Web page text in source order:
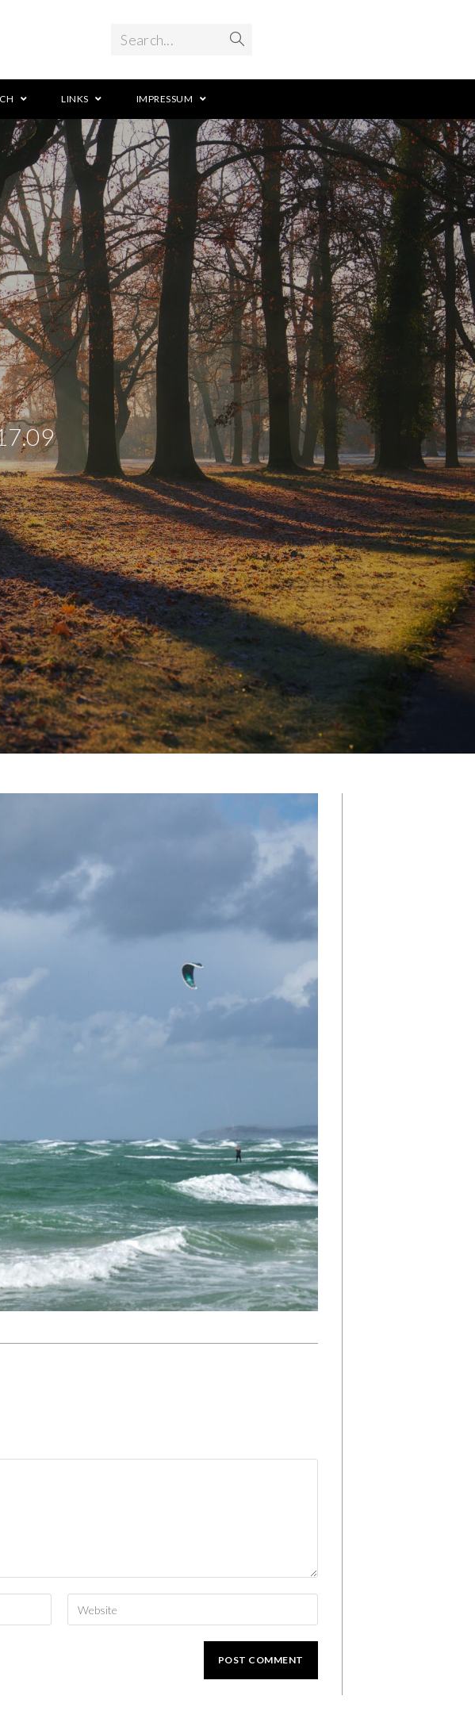
Search...
LINKS IMPRESSUM